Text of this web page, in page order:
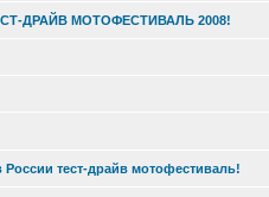
ДРАЙВ МОТОФЕСТИВАЛЬ 2008!
тест-драйв мотофестиваль!